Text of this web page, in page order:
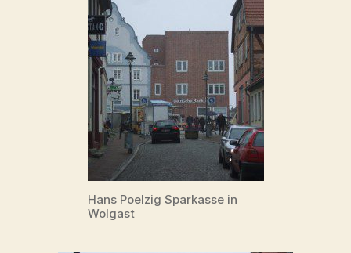
Hans Poelzig Sparkasse in
Wolgast